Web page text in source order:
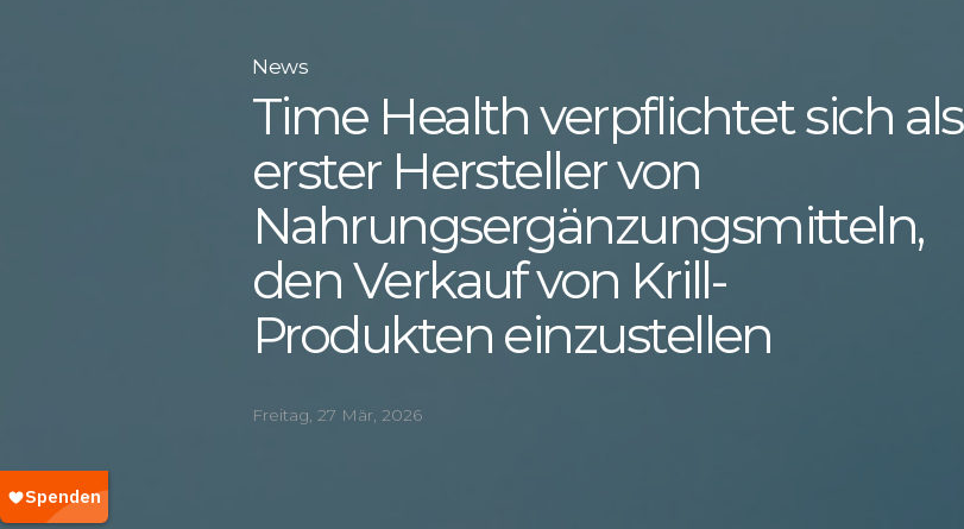
News
Time Health verpflichtet sich als
erster Hersteller von
Nahrungsergänzungsmitteln,
den Verkauf von Krill-
Produkten einzustellen
Freitag, 27 Mär, 2026